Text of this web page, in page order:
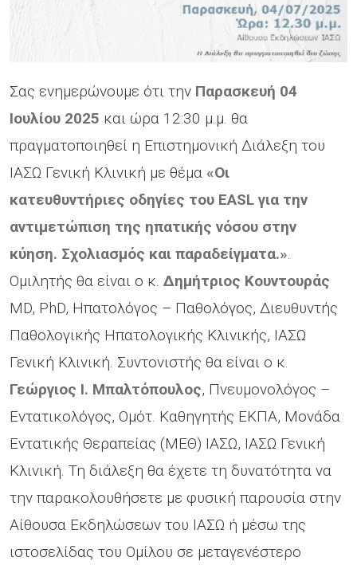
Σας ενημερώνουμε ότι την Παρασκευή 04
Ιουλίου 2025 και ώρα 12:30 μ.μ. θα
πραγματοποιηθεί η Επιστημονική Διάλεξη του
ΙΑΣΩ Γενική Κλινική με θέμα «Οι
κατευθυντήριες οδηγίες του EASL για την
αντιμετώπιση της ηπατικής νόσου στην
κύηση. Σχολιασμός και παραδείγματα.».
Ομιλητής θα είναι ο κ. Δημήτριος Κουντουράς
MD, PhD, Ηπατολόγος – Παθολόγος, Διευθυντής
Παθολογικής Ηπατολογικής Κλινικής, ΙΑΣΩ
Γενική Κλινική. Συντονιστής θα είναι ο κ.
Γεώργιος Ι. Μπαλτόπουλος, Πνευμονολόγος –
Εντατικολόγος, Ομότ. Καθηγητής ΕΚΠΑ, Μονάδα
Εντατικής Θεραπείας (ΜΕΘ) ΙΑΣΩ, ΙΑΣΩ Γενική
Κλινική. Τη διάλεξη θα έχετε τη δυνατότητα να
την παρακολουθήσετε με φυσική παρουσία στην
Αίθουσα Εκδηλώσεων του ΙΑΣΩ ή μέσω της
ιστοσελίδας του Ομίλου σε μεταγενέστερο